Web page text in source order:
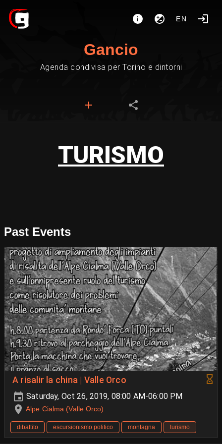
EN
Gancio
Agenda condivisa per Torino e dintorni
TURISMO
Past Events
A risalir la china | Valle Orco
Saturday, Oct 26, 2019, 08:00 AM-06:00 PM
Alpe Cialma (Valle Orco)
dibattito escursionismo politico montagna turismo